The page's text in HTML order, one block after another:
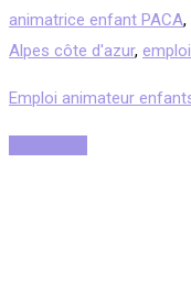
animatrice enfant PACA,
Alpes côte d'azur,
Emploi animateur